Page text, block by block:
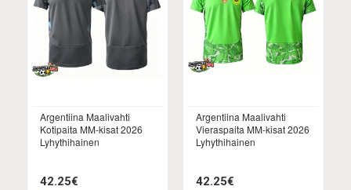
Argentiina Maalivahti
Kotipaita MM-kisat 2026
Lyhythihainen
42.25€
Argentiina Maalivahti
Vieraspaita MM-kisat 2026
Lyhythihainen
42.25€